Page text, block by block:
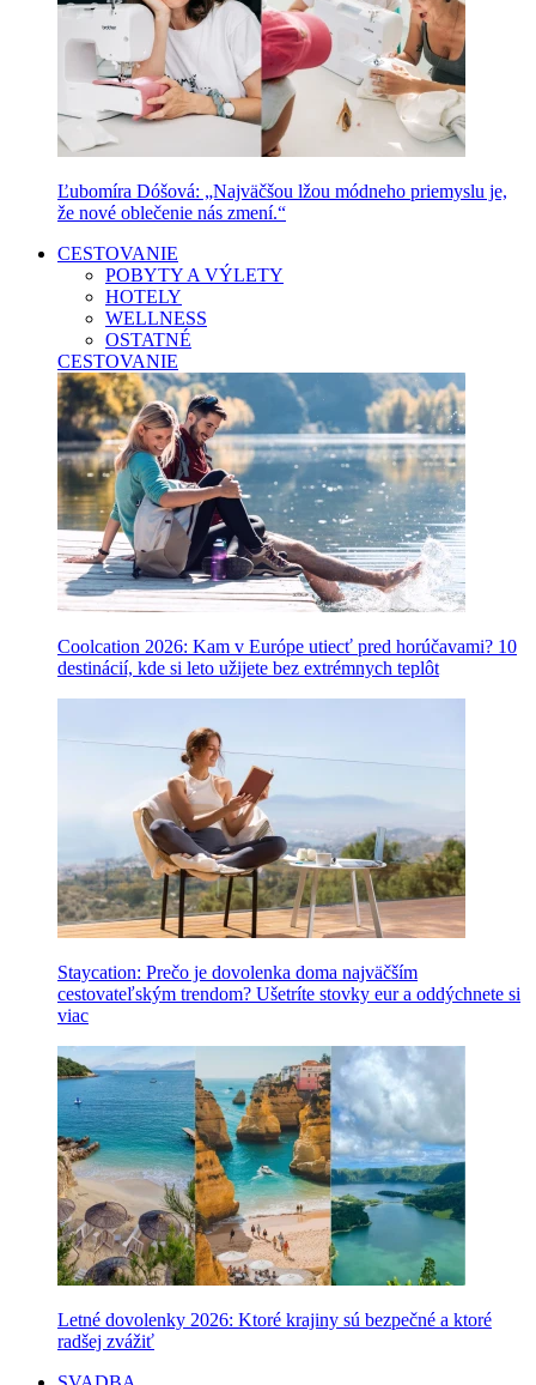
Ľubomíra Dóšová: „Najväčšou lžou módneho priemyslu je,
že nové oblečenie nás zmení.“
CESTOVANIE
POBYTY A VÝLETY
HOTELY
WELLNESS
OSTATNÉ
CESTOVANIE
Coolcation 2026: Kam v Európe utiecť pred horúčavami? 10
destinácií, kde si leto užijete bez extrémnych teplôt
Staycation: Prečo je dovolenka doma najväčším
cestovateľským trendom? Ušetríte stovky eur a oddýchnete si
viac
Letné dovolenky 2026: Ktoré krajiny sú bezpečné a ktoré
radšej zvážiť